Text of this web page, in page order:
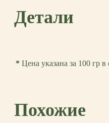
Детали
* Цена указана за 100 гр
Похожие